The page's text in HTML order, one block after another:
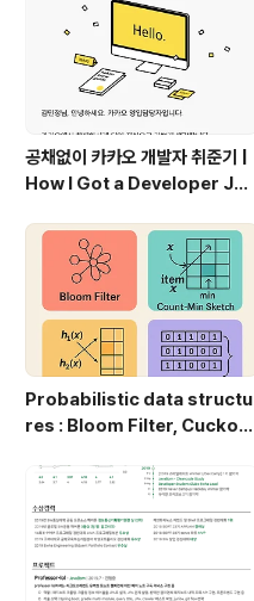
공채없이 카카오 개발자 취준기 |
How I Got a Developer Job
cruitment
Probabilistic data structu
res : Bloom Filter, Cuckoo
abilistic Data Structures:
Bloom Filter, Cuckoo Filte
r, Ribbon Filter